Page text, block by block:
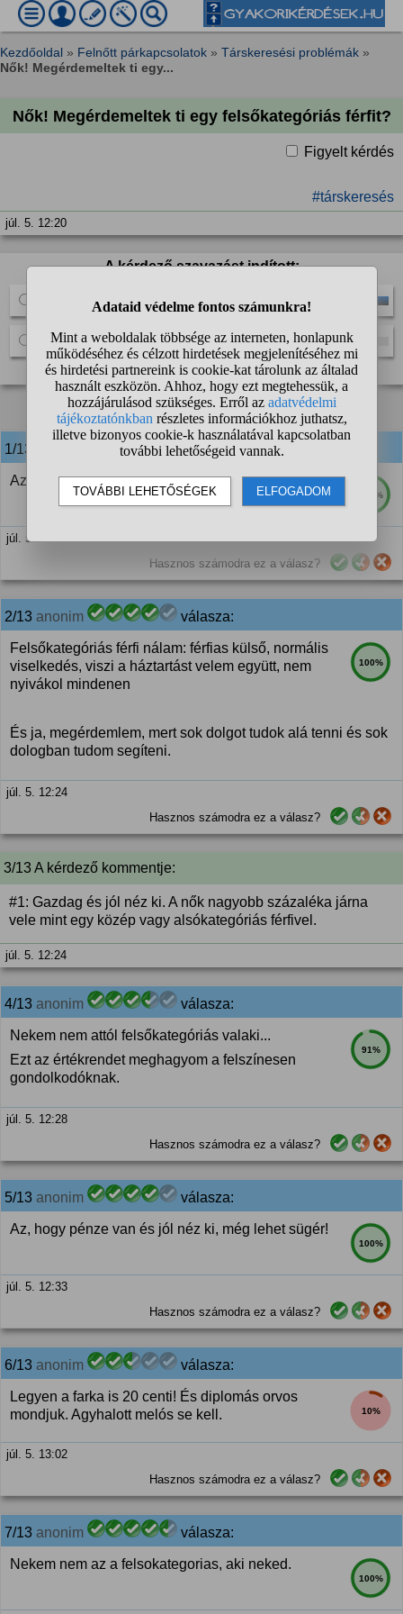
Kezdőoldal » Felnőtt párkapcsolatok » Társkeresési problémák »
Nők! Megérdemeltek ti egy...
Nők! Megérdemeltek ti egy felsőkategóriás férfit?
Figyelt kérdés
#társkeresés
júl. 5. 12:20
A kérdező szavazást indított:
Nem
13 szavazat
1 2 ❯
1/13 válasza:
100%
Az milyen?
júl. 5. 12:21
Hasznos számodra ez a válasz?
2/13 anonim válasza:
100%
Felsőkategóriás férfi nálam: férfias külső, normális
viselkedés, viszi a háztartást velem együtt, nem
nyivákol mindenen
És ja, megérdemlem, mert sok dolgot tudok alá tenni és sok
dologban tudom segíteni.
júl. 5. 12:24
Hasznos számodra ez a válasz?
3/13 A kérdező kommentje:
#1: Gazdag és jól néz ki. A nők nagyobb százaléka járna
vele mint egy közép vagy alsókategóriás férfivel.
júl. 5. 12:24
4/13 anonim válasza:
91%
Nekem nem attól felsőkategóriás valaki...
Ezt az értékrendet meghagyom a felszínesen
gondolkodóknak.
júl. 5. 12:28
Hasznos számodra ez a válasz?
5/13 anonim válasza:
100%
Az, hogy pénze van és jól néz ki, még lehet sügér!
júl. 5. 12:33
Hasznos számodra ez a válasz?
6/13 anonim válasza:
10%
Legyen a farka is 20 centi! És diplomás orvos
mondjuk. Agyhalott melós se kell.
júl. 5. 13:02
Hasznos számodra ez a válasz?
7/13 anonim válasza:
100%
Nekem nem az a felsokategorias, aki neked.